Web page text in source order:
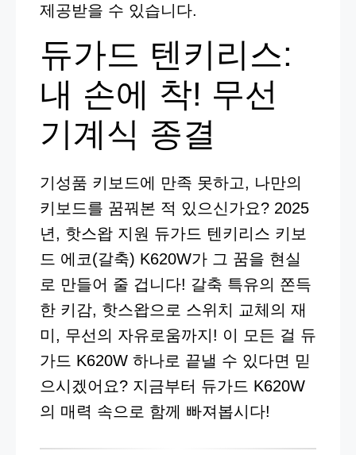
제공받을 수 있습니다.
듀가드 텐키리스:
내 손에 착! 무선
기계식 종결
기성품 키보드에 만족 못하고, 나만의
키보드를 꿈꿔본 적 있으신가요? 2025
년, 핫스왑 지원 듀가드 텐키리스 키보
드 에코(갈축) K620W가 그 꿈을 현실
로 만들어 줄 겁니다! 갈축 특유의 쫀득
한 키감, 핫스왑으로 스위치 교체의 재
미, 무선의 자유로움까지! 이 모든 걸 듀
가드 K620W 하나로 끝낼 수 있다면 믿
으시겠어요? 지금부터 듀가드 K620W
의 매력 속으로 함께 빠져봅시다!